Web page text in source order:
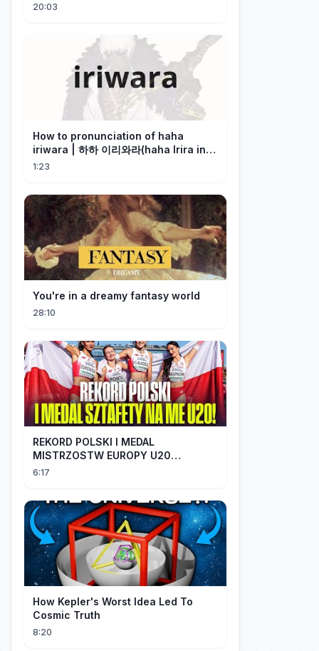
20:03
How to pronunciation of haha
iriwara | 하하 이리와라(haha Irira in
Korean)
1:23
You're in a dreamy fantasy world
28:10
REKORD POLSKI I MEDAL
MISTRZOSTW EUROPY U20
SZTAFETY 4 X 100 METRÓW KOBIET
6:17
How Kepler's Worst Idea Led To
Cosmic Truth
8:20